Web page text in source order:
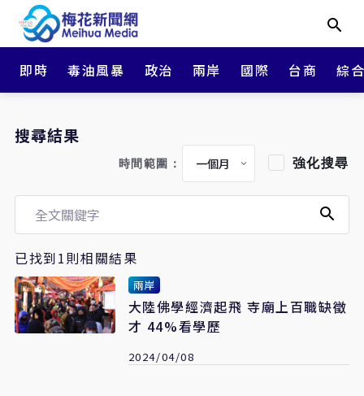
即時 毒油風暴 政治 兩岸 國際 台商 綜
搜尋結果
時間範圍： 強化搜尋
已找到1則相關結果
兩岸
大陸佛學經濟起飛 寺廟上百職缺徵
才 44%看學歷
2024/04/08